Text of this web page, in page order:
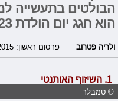
הבולטים בתעשייה
הוא חגג יום הולדת 23 ואנחנו מפרגנים
ולריה פטרוב פרסום ראשון: 06/02/2015, 13:24
1. השיזוף האותנטי
© טמבלר